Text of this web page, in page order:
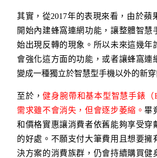
其實，從2017年的表現來看，由於蘋
開始內建蜂窩連網功能，讓整體智慧
始出現反轉的現象。所以未來這幾年
會強化這方面的功能，或者讓蜂窩連
變成一種獨立於智慧型手機以外的新穿
至於，健身腕帶和基本型智慧手錶（
需求雖不會消失，但會逐步萎縮。畢
和價格實惠讓消費者依舊能夠享受穿
的好處。不願支付大筆費用且想要擁
決方案的消費族群，仍會持續購買健